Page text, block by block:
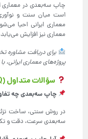
چاپ سه‌بعدی در معماری
است میان سنت و نوآوری.
معماری ایرانی احیا
معماری نیز افزایش
برای دریافت مشاوره
پروژه‌های معماری ایرانی،
سؤالات متداول (FAQ)
چاپ سه‌بعدی چه
در روش سنتی، ساخت
سه‌بعدی سرعت، دقت و